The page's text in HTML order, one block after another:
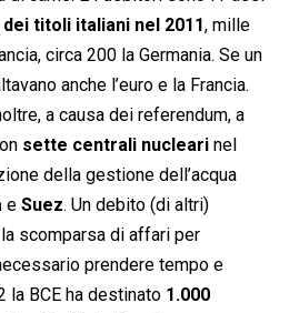
dei titoli italiani nel 2011, mille
circa 200 la Germania. Se un
anche l’euro e la Francia.
a causa dei referendum, a
sette centrali nucleari nel
della gestione dell’acqua
e Suez. Un debito (di altri)
scomparsa di affari per
prendere tempo e
la BCE ha destinato 1.000